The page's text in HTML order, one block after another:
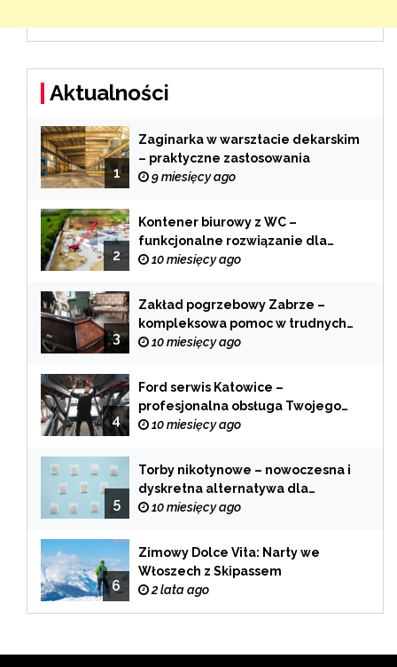
Aktualności
1
Zaginarka w warsztacie dekarskim
– praktyczne zastosowania
9 miesięcy ago
2
Kontener biurowy z WC –
funkcjonalne rozwiązanie dla
każdej branży
10 miesięcy ago
3
Zakład pogrzebowy Zabrze –
kompleksowa pomoc w trudnych
chwilach
10 miesięcy ago
4
Ford serwis Katowice –
profesjonalna obsługa Twojego
samochodu
10 miesięcy ago
5
Torby nikotynowe – nowoczesna i
dyskretna alternatywa dla
tradycyjnego palenia
10 miesięcy ago
6
Zimowy Dolce Vita: Narty we
Włoszech z Skipassem
2 lata ago